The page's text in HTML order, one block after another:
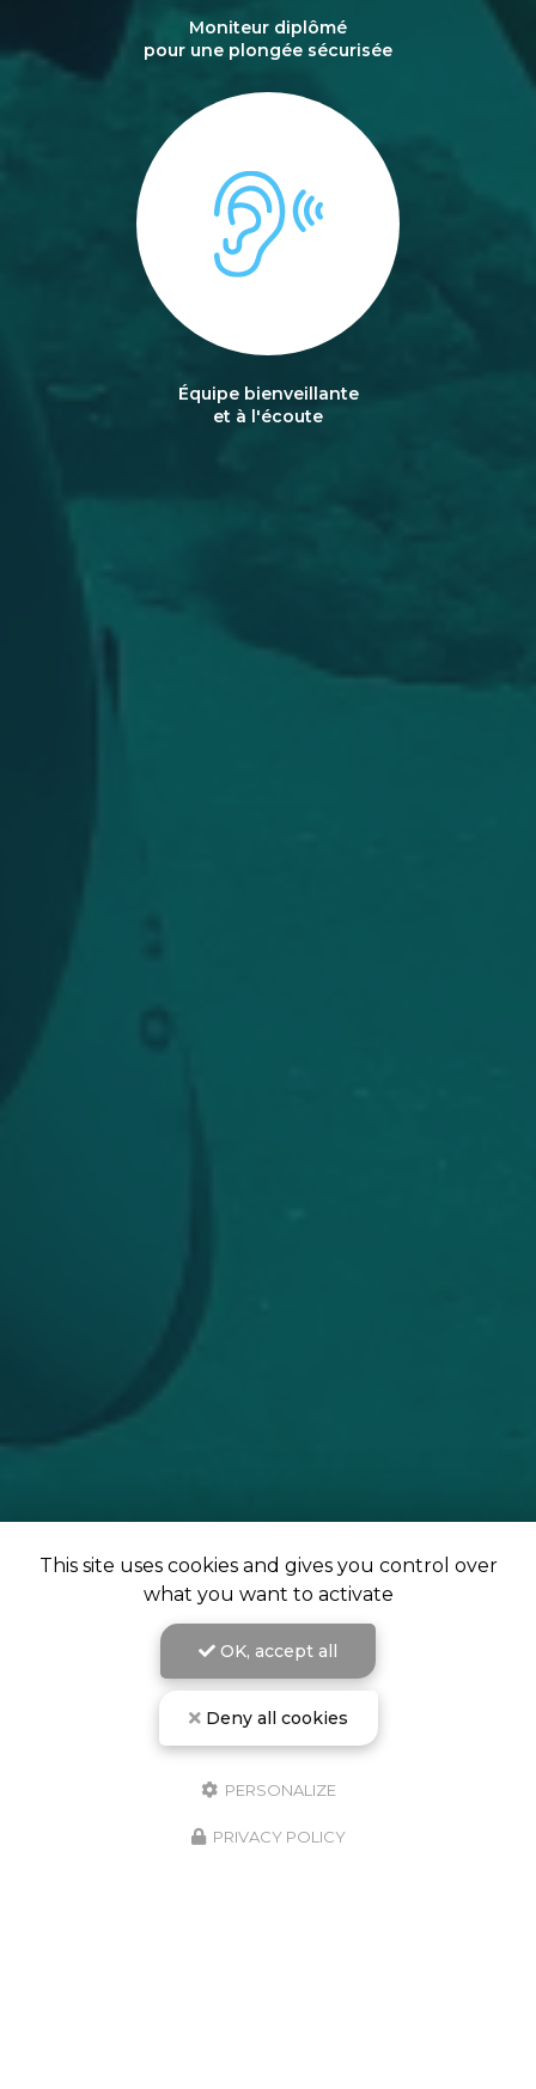
Moniteur diplômé
pour une plongée sécurisée
Équipe bienveillante
et à l'écoute
This site uses cookies and gives you control over
what you want to activate
OK, accept all
Deny all cookies
PERSONALIZE
PRIVACY POLICY